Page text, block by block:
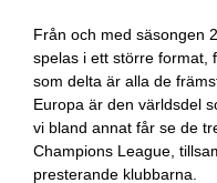
Från och med säsongen
spelas i ett större format,
som delta är alla de
Europa är den världsdel
vi bland annat får se de
Champions League,
presterande klubbarna.